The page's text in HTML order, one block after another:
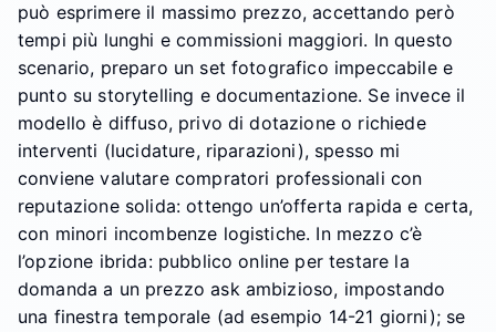
può esprimere il massimo prezzo, accettando però
tempi più lunghi e commissioni maggiori. In questo
scenario, preparo un set fotografico impeccabile e
punto su storytelling e documentazione. Se invece il
modello è diffuso, privo di dotazione o richiede
interventi (lucidature, riparazioni), spesso mi
conviene valutare compratori professionali con
reputazione solida: ottengo un’offerta rapida e certa,
con minori incombenze logistiche. In mezzo c’è
l’opzione ibrida: pubblico online per testare la
domanda a un prezzo ask ambizioso, impostando
una finestra temporale (ad esempio 14-21 giorni); se